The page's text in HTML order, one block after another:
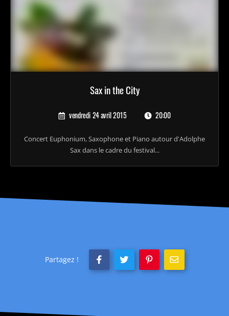
Sax in the City
vendredi 24 avril 2015 20:00
Concert Euphonium, Saxophone et Piano autour d'Adolphe
Sax dans le cadre du festival...
Partagez !